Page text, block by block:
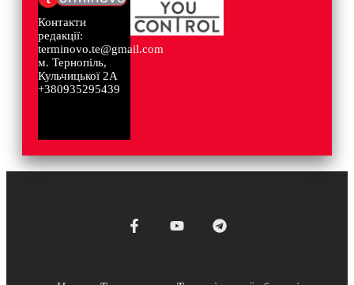
Контакти
редакції:
terminovo.te@gmail.com
м. Тернопіль,
Кульчицької 2А
+380935295439